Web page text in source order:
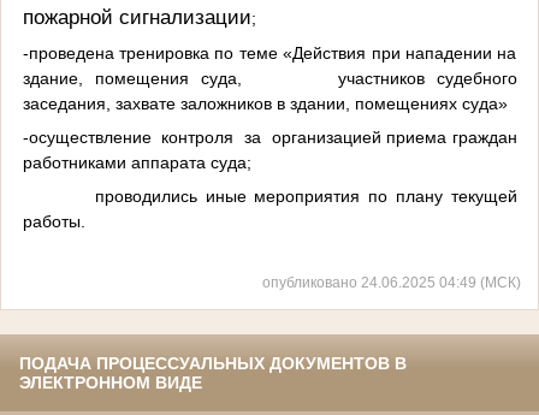
пожарной сигнализации;
-проведена тренировка по теме «Действия при нападении на
здание, помещения суда, участников судебного
заседания, захвате заложников в здании, помещениях суда»
-осуществление контроля за организацией приема граждан
работниками аппарата суда;
проводились иные мероприятия по плану текущей
работы.
опубликовано 24.06.2025 04:49 (МСК)
ПОДАЧА ПРОЦЕССУАЛЬНЫХ ДОКУМЕНТОВ В
ЭЛЕКТРОННОМ ВИДЕ